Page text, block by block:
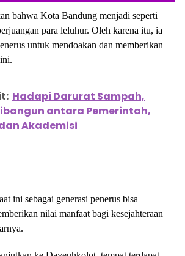
bahwa Kota Bandung menjadi seperti
para leluhur. Oleh karena itu, ia
untuk mendoakan dan memberikan
Hadapi Darurat Sampah,
antara Pemerintah,
Akademisi
ini sebagai generasi penerus bisa
nilai manfaat bagi kesejahteraan